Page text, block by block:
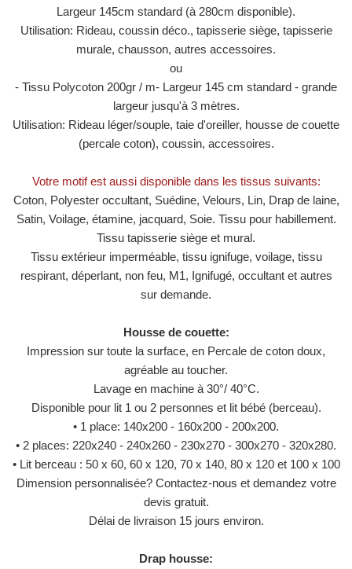
Largeur 145cm standard (à 280cm disponible).
Utilisation: Rideau, coussin déco., tapisserie siège, tapisserie
murale, chausson, autres accessoires.
ou
- Tissu Polycoton 200gr / m- Largeur 145 cm standard - grande
largeur jusqu'à 3 mètres.
Utilisation: Rideau léger/souple, taie d'oreiller, housse de couette
(percale coton), coussin, accessoires.
Votre motif est aussi disponible dans les tissus suivants:
Coton, Polyester occultant, Suédine, Velours, Lin, Drap de laine,
Satin, Voilage, étamine, jacquard, Soie. Tissu pour habillement.
Tissu tapisserie siège et mural.
Tissu extérieur imperméable, tissu ignifuge, voilage, tissu
respirant, déperlant, non feu, M1, ​​Ignifugé, occultant et autres
sur demande.
Housse de couette:
Impression sur toute la surface, en Percale de coton doux,
agréable au toucher.
Lavage en machine à 30°/ 40°C.
Disponible pour lit 1 ou 2 personnes et lit bébé (berceau).
• 1 place: 140x200 - 160x200 - 200x200.
• 2 places: 220x240 - 240x260 - 230x270 - 300x270 - 320x280.
• Lit berceau : 50 x 60, 60 x 120, 70 x 140, 80 x 120 et 100 x 100
Dimension personnalisée? Contactez-nous et demandez votre
devis gratuit.
Délai de livraison 15 jours environ.
Drap housse: